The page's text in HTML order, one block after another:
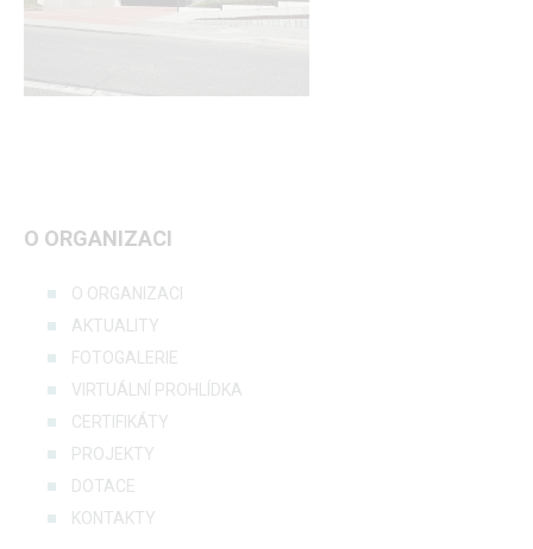
O ORGANIZACI
O ORGANIZACI
AKTUALITY
FOTOGALERIE
VIRTUÁLNÍ PROHLÍDKA
CERTIFIKÁTY
PROJEKTY
DOTACE
KONTAKTY